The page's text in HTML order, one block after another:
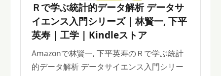
Ｒで学ぶ統計的データ解析 データサ
イエンス入門シリーズ | 林賢一, 下平
英寿 | 工学 | Kindleストア
Amazonで林賢一, 下平英寿のＲで学ぶ統計
的データ解析 データサイエンス入門シリー